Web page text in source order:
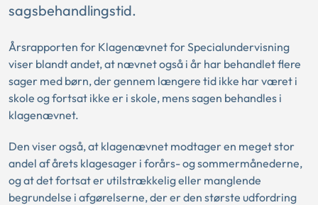
sagsbehandlingstid.
Årsrapporten for Klagenævnet for Specialundervisning
viser blandt andet, at nævnet også i år har behandlet flere
sager med børn, der gennem længere tid ikke har været i
skole og fortsat ikke er i skole, mens sagen behandles i
klagenævnet.
Den viser også, at klagenævnet modtager en meget stor
andel af årets klagesager i forårs- og sommermånederne,
og at det fortsat er utilstrækkelig eller manglende
begrundelse i afgørelserne, der er den største udfordring